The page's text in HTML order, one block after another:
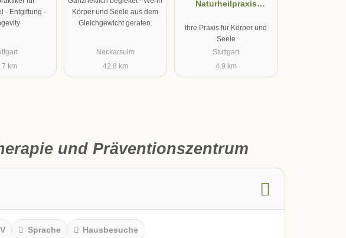
- Entgiftung -
km
Körper und Seele aus dem
Gleichgewicht geraten.
Neckarsulm
42.8 km
Naturheilpraxis
Ihre Praxis für Körper und
Seele
Stuttgart
4.9 km
und Präventionszentrum
Sprache Hausbesuche